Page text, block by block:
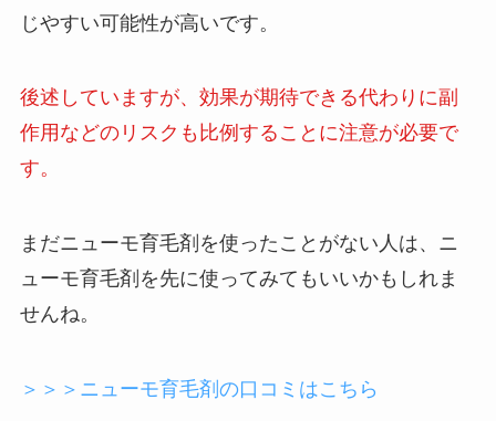
じやすい可能性が高いです。
後述していますが、効果が期待できる代わりに副
作用などのリスクも比例することに注意が必要で
す。
まだニューモ育毛剤を使ったことがない人は、ニ
ューモ育毛剤を先に使ってみてもいいかもしれま
せんね。
＞＞＞ニューモ育毛剤の口コミはこちら